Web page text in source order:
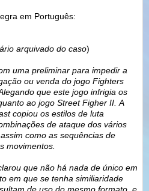
em Português:
arquivado do caso)
uma preliminar para impedir a
ou venda do jogo Fighters
que este jogo infrigia os
ao jogo Street Figher II. A
copiou os estilos de luta
de ataque dos vários
como as sequências de
movimentos.
que não há nada de único em
em que se tenha similiaridade
de uso do mesmo formato, e